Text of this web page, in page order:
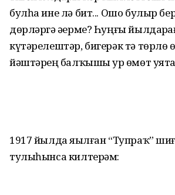
булһа ине лә бит... Ошо булыр
дөрләргә әҙерме? Һуңғы
күтәрелештәр, бигерәк тә төрлө
йәштәрҙең балҡышы ҙур өмөт
1917 йылда яҙылған “Тупраҡ”
тулыһынса килтерәм: